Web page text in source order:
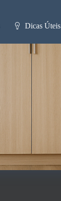
Dicas Úteis